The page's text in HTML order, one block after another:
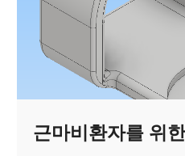
근마비환자를 위